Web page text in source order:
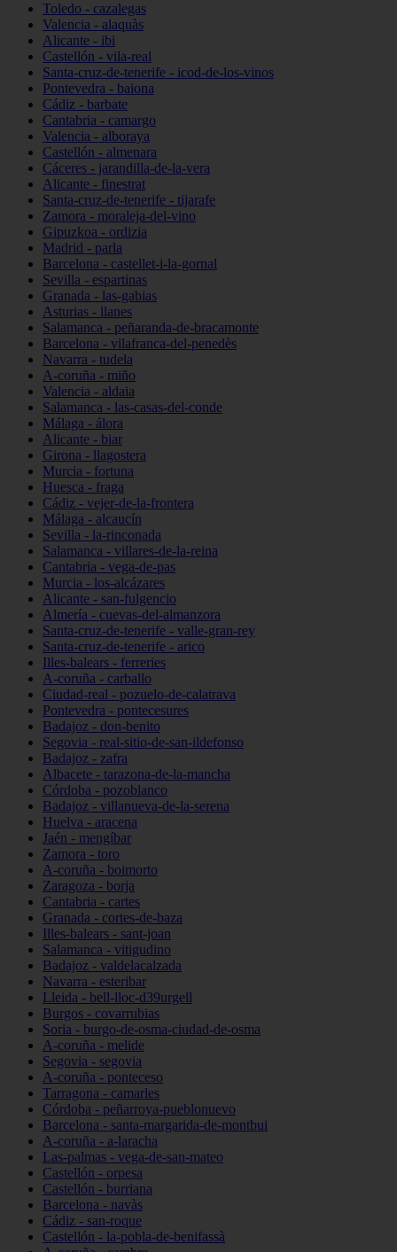
Toledo - cazalegas
Valencia - alaquàs
Alicante - ibi
Castellón - vila-real
Santa-cruz-de-tenerife - icod-de-los-vinos
Pontevedra - baiona
Cádiz - barbate
Cantabria - camargo
Valencia - alboraya
Castellón - almenara
Cáceres - jarandilla-de-la-vera
Alicante - finestrat
Santa-cruz-de-tenerife - tijarafe
Zamora - moraleja-del-vino
Gipuzkoa - ordizia
Madrid - parla
Barcelona - castellet-i-la-gornal
Sevilla - espartinas
Granada - las-gabias
Asturias - llanes
Salamanca - peñaranda-de-bracamonte
Barcelona - vilafranca-del-penedès
Navarra - tudela
A-coruña - miño
Valencia - aldaia
Salamanca - las-casas-del-conde
Málaga - álora
Alicante - biar
Girona - llagostera
Murcia - fortuna
Huesca - fraga
Cádiz - vejer-de-la-frontera
Málaga - alcaucín
Sevilla - la-rinconada
Salamanca - villares-de-la-reina
Cantabria - vega-de-pas
Murcia - los-alcázares
Alicante - san-fulgencio
Almería - cuevas-del-almanzora
Santa-cruz-de-tenerife - valle-gran-rey
Santa-cruz-de-tenerife - arico
Illes-balears - ferreries
A-coruña - carballo
Ciudad-real - pozuelo-de-calatrava
Pontevedra - pontecesures
Badajoz - don-benito
Segovia - real-sitio-de-san-ildefonso
Badajoz - zafra
Albacete - tarazona-de-la-mancha
Córdoba - pozoblanco
Badajoz - villanueva-de-la-serena
Huelva - aracena
Jaén - mengíbar
Zamora - toro
A-coruña - boimorto
Zaragoza - borja
Cantabria - cartes
Granada - cortes-de-baza
Illes-balears - sant-joan
Salamanca - vitigudino
Badajoz - valdelacalzada
Navarra - esteribar
Lleida - bell-lloc-d39urgell
Burgos - covarrubias
Soria - burgo-de-osma-ciudad-de-osma
A-coruña - melide
Segovia - segovia
A-coruña - ponteceso
Tarragona - camarles
Córdoba - peñarroya-pueblonuevo
Barcelona - santa-margarida-de-montbui
A-coruña - a-laracha
Las-palmas - vega-de-san-mateo
Castellón - orpesa
Castellón - burriana
Barcelona - navàs
Cádiz - san-roque
Castellón - la-pobla-de-benifassà